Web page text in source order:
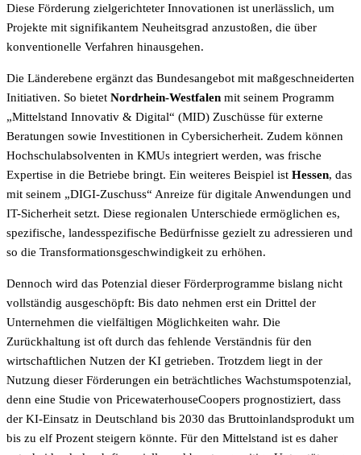
Diese Förderung zielgerichteter Innovationen ist unerlässlich, um
Projekte mit signifikantem Neuheitsgrad anzustoßen, die über
konventionelle Verfahren hinausgehen.
Die Länderebene ergänzt das Bundesangebot mit maßgeschneiderten
Initiativen. So bietet Nordrhein-Westfalen mit seinem Programm
„Mittelstand Innovativ & Digital“ (MID) Zuschüsse für externe
Beratungen sowie Investitionen in Cybersicherheit. Zudem können
Hochschulabsolventen in KMUs integriert werden, was frische
Expertise in die Betriebe bringt. Ein weiteres Beispiel ist Hessen, das
mit seinem „DIGI-Zuschuss“ Anreize für digitale Anwendungen und
IT-Sicherheit setzt. Diese regionalen Unterschiede ermöglichen es,
spezifische, landesspezifische Bedürfnisse gezielt zu adressieren und
so die Transformationsgeschwindigkeit zu erhöhen.
Dennoch wird das Potenzial dieser Förderprogramme bislang nicht
vollständig ausgeschöpft: Bis dato nehmen erst ein Drittel der
Unternehmen die vielfältigen Möglichkeiten wahr. Die
Zurückhaltung ist oft durch das fehlende Verständnis für den
wirtschaftlichen Nutzen der KI getrieben. Trotzdem liegt in der
Nutzung dieser Förderungen ein beträchtliches Wachstumspotenzial,
denn eine Studie von PricewaterhouseCoopers prognostiziert, dass
der KI-Einsatz in Deutschland bis 2030 das Bruttoinlandsprodukt um
bis zu elf Prozent steigern könnte. Für den Mittelstand ist es daher